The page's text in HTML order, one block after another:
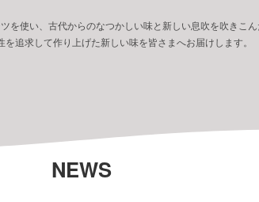
を使い、古代からのなつかしい味と新しい息吹を吹きこ
を追求して作り上げた新しい味を皆さまへお届けします。
NEWS